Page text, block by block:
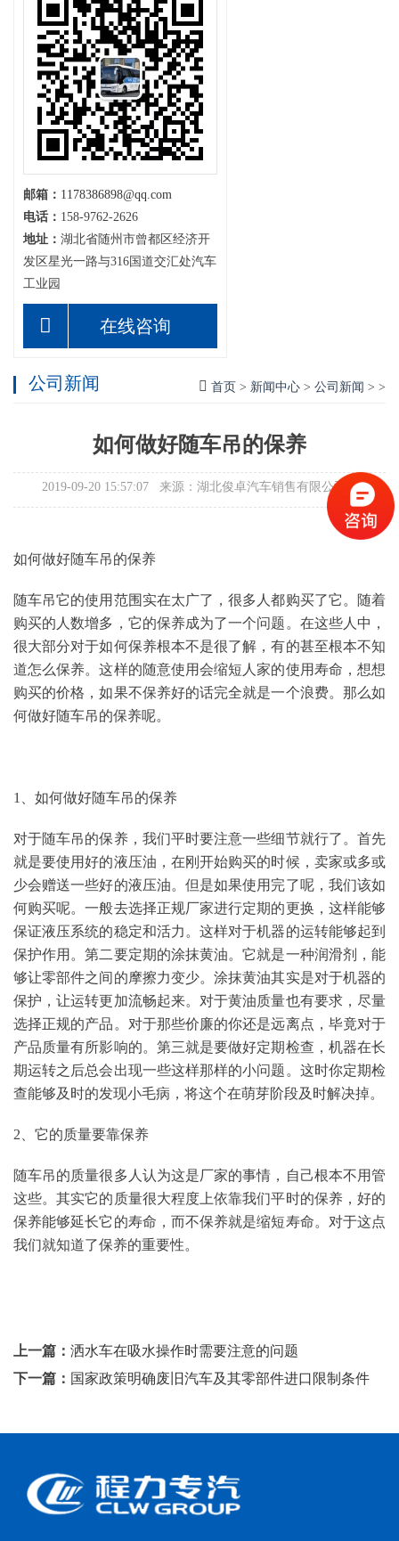
邮箱： 1178386898@qq.com
电话： 158-9762-2626
地址： 湖北省随州市曾都区经济开
发区星光一路与316国道交汇处汽车
工业园
在线咨询
首页 > 新闻中心 > 公司新闻 > >
公司新闻
如何做好随车吊的保养
2019-09-20 15:57:07 来源：湖北俊卓汽车销售有限公司
如何做好随车吊的保养
随车吊它的使用范围实在太广了，很多人都购买了它。随着
购买的人数增多，它的保养成为了一个问题。在这些人中，
很大部分对于如何保养根本不是很了解，有的甚至根本不知
道怎么保养。这样的随意使用会缩短人家的使用寿命，想想
购买的价格，如果不保养好的话完全就是一个浪费。那么如
何做好随车吊的保养呢。
1、如何做好随车吊的保养
对于随车吊的保养，我们平时要注意一些细节就行了。首先
就是要使用好的液压油，在刚开始购买的时候，卖家或多或
少会赠送一些好的液压油。但是如果使用完了呢，我们该如
何购买呢。一般去选择正规厂家进行定期的更换，这样能够
保证液压系统的稳定和活力。这样对于机器的运转能够起到
保护作用。第二要定期的涂抹黄油。它就是一种润滑剂，能
够让零部件之间的摩擦力变少。涂抹黄油其实是对于机器的
保护，让运转更加流畅起来。对于黄油质量也有要求，尽量
选择正规的产品。对于那些价廉的你还是远离点，毕竟对于
产品质量有所影响的。第三就是要做好定期检查，机器在长
期运转之后总会出现一些这样那样的小问题。这时你定期检
查能够及时的发现小毛病，将这个在萌芽阶段及时解决掉。
2、它的质量要靠保养
随车吊的质量很多人认为这是厂家的事情，自己根本不用管
这些。其实它的质量很大程度上依靠我们平时的保养，好的
保养能够延长它的寿命，而不保养就是缩短寿命。对于这点
我们就知道了保养的重要性。
上一篇： 洒水车在吸水操作时需要注意的问题
下一篇： 国家政策明确废旧汽车及其零部件进口限制条件